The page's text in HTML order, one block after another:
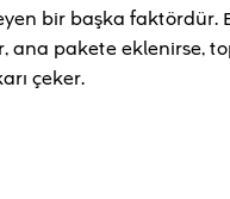
bir başka faktördür.
ana pakete eklenirse,
çeker.